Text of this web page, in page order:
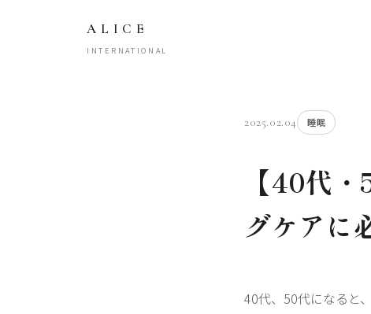
ALICE
INTERNATIONAL
2025.02.04 睡眠
【40代
グケアに
40代、 50代になると